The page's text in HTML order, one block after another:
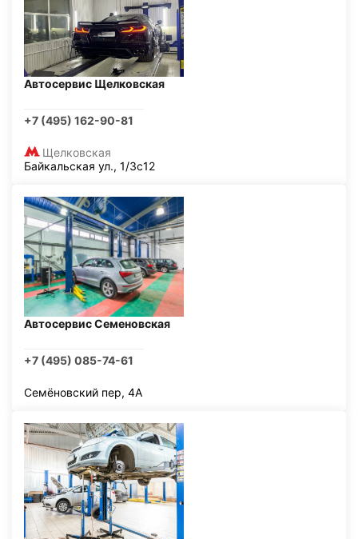
Автосервис Щелковская
+7 (495) 162-90-81
Щелковская
Байкальская ул., 1/3с12
Автосервис Семеновская
+7 (495) 085-74-61
Семёновский пер, 4А